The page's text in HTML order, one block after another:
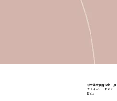
栃木県大田原市中田原
プライベートサロン
RiaLy